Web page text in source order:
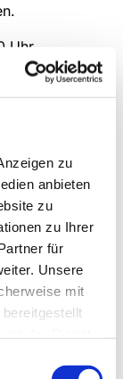
zu
anbieten
zu
zu Ihrer
für
Unsere
mit
Uhr.
betreut.